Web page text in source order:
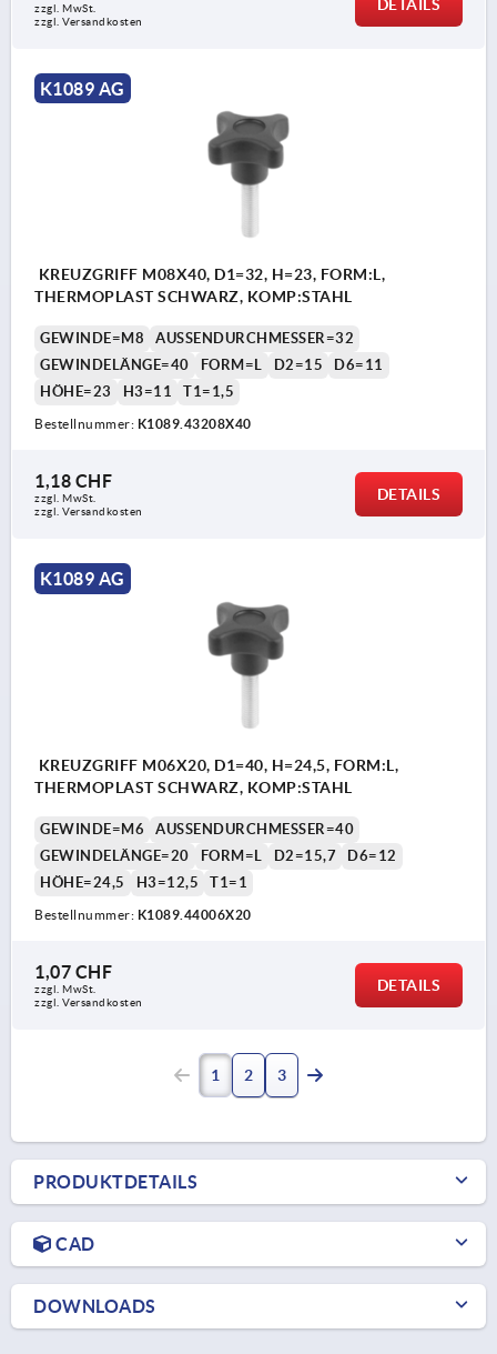
zzgl. MwSt.
zzgl. Versandkosten
DETAILS
K1089 AG
KREUZGRIFF M08X40, D1=32, H=23, FORM:L,
THERMOPLAST SCHWARZ, KOMP:STAHL
GEWINDE=M8
AUSSENDURCHMESSER=32
GEWINDELÄNGE=40
FORM=L D2=15
D6=11
HÖHE=23
H3=11 T1=1,5
Bestellnummer: K1089.43208X40
1,18 CHF
zzgl. MwSt.
zzgl. Versandkosten
DETAILS
K1089 AG
KREUZGRIFF M06X20, D1=40, H=24,5, FORM:L,
THERMOPLAST SCHWARZ, KOMP:STAHL
GEWINDE=M6
AUSSENDURCHMESSER=40
GEWINDELÄNGE=20
FORM=L D2=15,7
D6=12
HÖHE=24,5
H3=12,5 T1=1
Bestellnummer: K1089.44006X20
1,07 CHF
zzgl. MwSt.
zzgl. Versandkosten
DETAILS
1 2 3
PRODUKTDETAILS
CAD
DOWNLOADS